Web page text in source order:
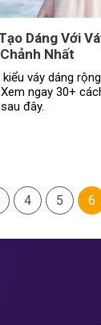
Dáng Với
Nhất
váy dáng
ngay 30+
đây.
4 5 6